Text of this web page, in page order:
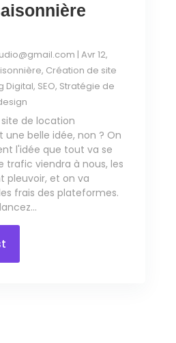
| Avr 12,
, Création de site
Digital, SEO, Stratégie de
de location
une belle idée, non ? On
l'idée que tout va se
trafic viendra à nous, les
pleuvoir, et on va
frais des plateformes.